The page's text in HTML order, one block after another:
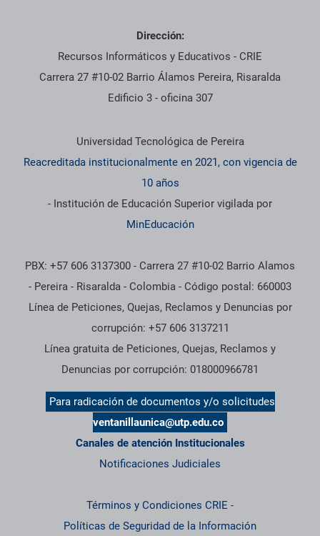
Dirección:
Recursos Informáticos y Educativos - CRIE
Carrera 27 #10-02 Barrio Álamos Pereira, Risaralda
Edificio 3 - oficina 307
Información institucional
Universidad Tecnológica de Pereira
Reacreditada institucionalmente en 2021, con vigencia de
10 años
- Institución de Educación Superior vigilada por
MinEducación
PBX: +57 606 3137300 - Carrera 27 #10-02 Barrio Alamos
- Pereira - Risaralda - Colombia - Código postal: 660003
Línea de Peticiones, Quejas, Reclamos y Denuncias por
corrupción: +57 606 3137211
Línea gratuita de Peticiones, Quejas, Reclamos y
Denuncias por corrupción: 018000966781
Para radicación de documentos y/o solicitudes
ventanillaunica@utp.edu.co
Canales de atención Institucionales
Notificaciones Judiciales
Términos y Condiciones CRIE -
Políticas de Seguridad de la Información